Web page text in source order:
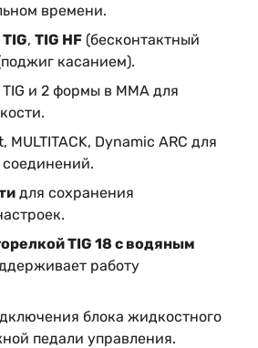
времени.
, TIG HF (бесконтактный
касанием).
и 2 формы в MMA для
Dynamic ARC для
для сохранения
TIG 18 с водяным
работу
блока жидкостного
педали управления.